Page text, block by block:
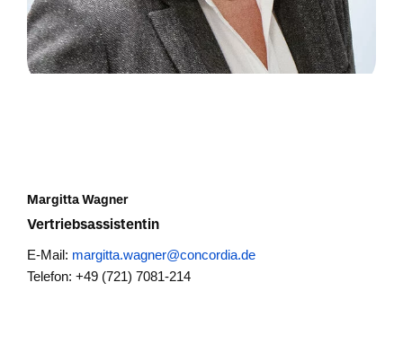
Margitta Wagner
Vertriebsassistentin
E-Mail: margitta.wagner@concordia.de
Telefon: +49 (721) 7081-214